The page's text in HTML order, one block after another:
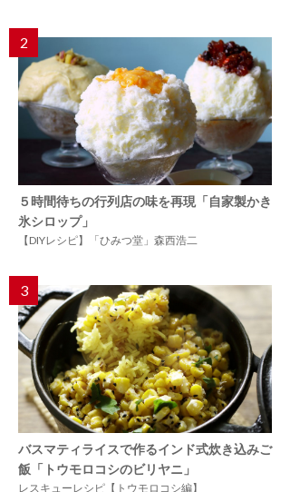
2
５時間待ちの行列店の味を再現「自家製かき
氷シロップ」
【DIYレシピ】「ひみつ堂」森西浩二
3
バスマティライスで作るインド式炊き込みご
飯「トウモロコシのビリヤニ」
レスキューレシピ【トウモロコシ編】